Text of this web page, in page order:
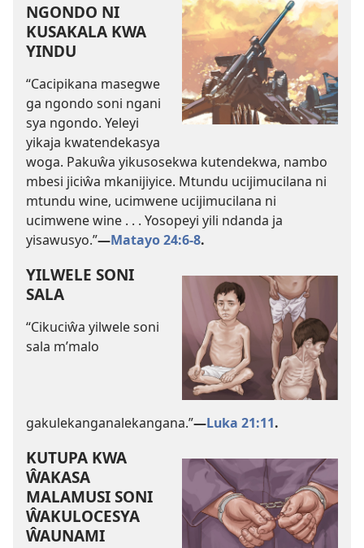
NGONDO NI
KUSAKALA KWA
YINDU
“Cacipikana masegwe
ga ngondo soni ngani
sya ngondo. Yeleyi
yikaja kwatendekasya
woga. Pakuŵa yikusosekwa kutendekwa, nambo
mbesi jiciŵa mkanijiyice. Mtundu ucijimucilana ni
mtundu wine, ucimwene ucijimucilana ni
ucimwene wine . . . Yosopeyi yili ndanda ja
yisawusyo.”—Matayo 24:6-8.
YILWELE SONI
SALA
“Cikuciŵa yilwele soni
sala m’malo
gakulekanganalekangana.”—Luka 21:11.
KUTUPA KWA
ŴAKASA
MALAMUSI SONI
ŴAKULOCESYA
ŴAUNAMI